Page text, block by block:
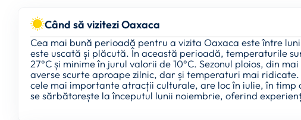
Când să vizitezi Oaxaca
Cea mai bună perioadă pentru a vizita Oaxaca este între
este uscată și plăcută. În această perioadă, temperaturile
27°C și minime în jurul valorii de 10°C. Sezonul ploios, din
averse scurte aproape zilnic, dar și temperaturi mai
cele mai importante atracții culturale, are loc în iulie, în timp
se sărbătorește la începutul lunii noiembrie, oferind